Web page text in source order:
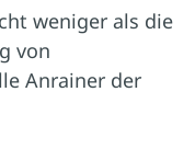
weniger als die
von
Anrainer der